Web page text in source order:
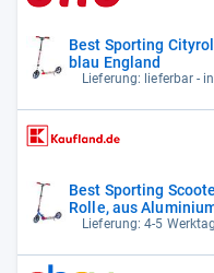
Best Sporting
blau England
Lieferung: lieferbar -
Best Sporting
Rolle, aus
Lieferung: 4-5